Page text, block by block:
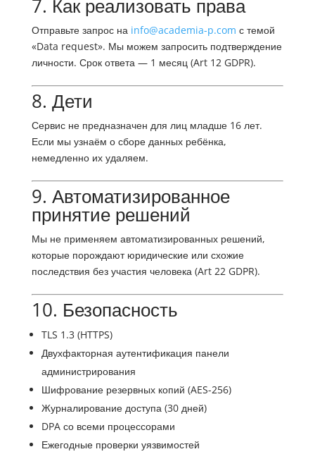
7. Как реализовать права
Отправьте запрос на info@academia-p.com с темой
«Data request». Мы можем запросить подтверждение
личности. Срок ответа — 1 месяц (Art 12 GDPR).
8. Дети
Сервис не предназначен для лиц младше 16 лет.
Если мы узнаём о сборе данных ребёнка,
немедленно их удаляем.
9. Автоматизированное
принятие решений
Мы не применяем автоматизированных решений,
которые порождают юридические или схожие
последствия без участия человека (Art 22 GDPR).
10. Безопасность
TLS 1.3 (HTTPS)
Двухфакторная аутентификация панели
администрирования
Шифрование резервных копий (AES-256)
Журналирование доступа (30 дней)
DPA со всеми процессорами
Ежегодные проверки уязвимостей